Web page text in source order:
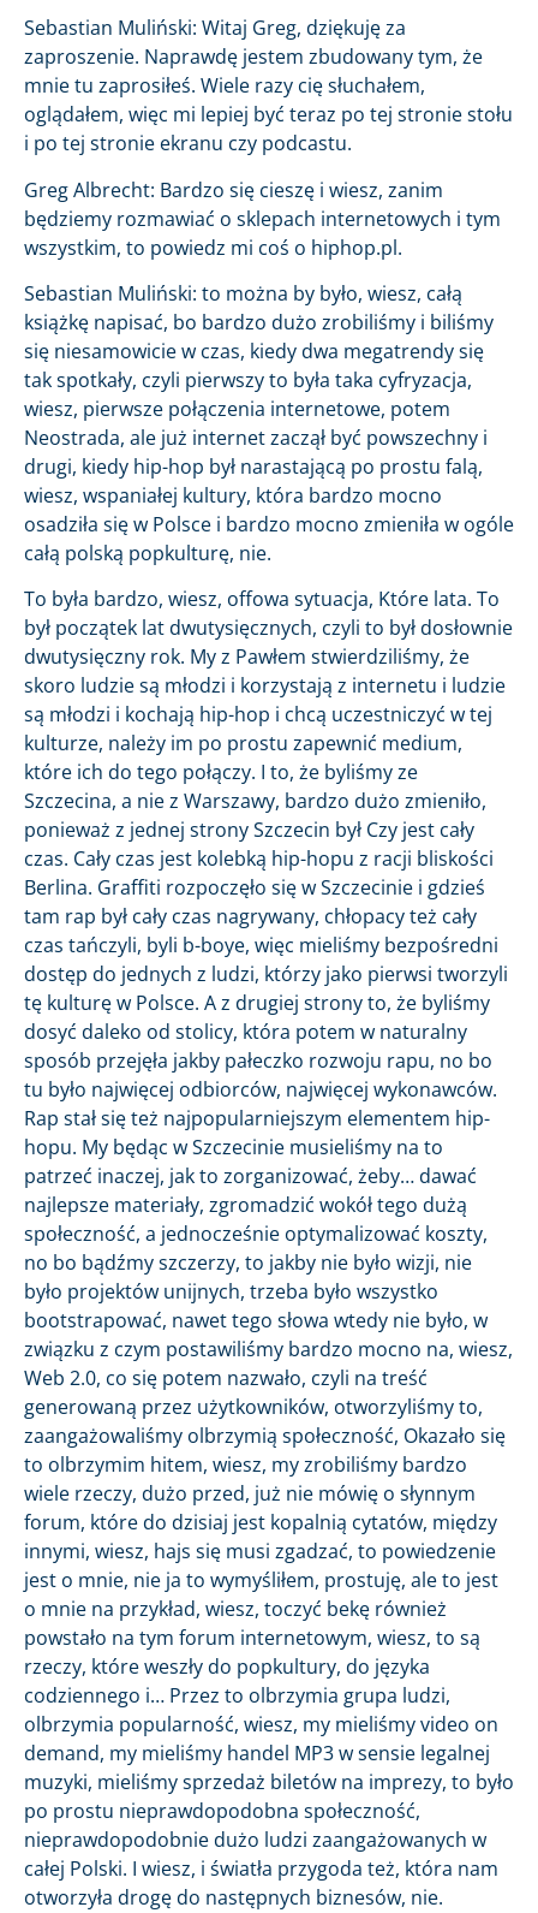
Sebastian Muliński: Witaj Greg, dziękuję za
zaproszenie. Naprawdę jestem zbudowany tym, że
mnie tu zaprosiłeś. Wiele razy cię słuchałem,
oglądałem, więc mi lepiej być teraz po tej stronie stołu
i po tej stronie ekranu czy podcastu.
Greg Albrecht: Bardzo się cieszę i wiesz, zanim
będziemy rozmawiać o sklepach internetowych i tym
wszystkim, to powiedz mi coś o hiphop.pl.
Sebastian Muliński: to można by było, wiesz, całą
książkę napisać, bo bardzo dużo zrobiliśmy i biliśmy
się niesamowicie w czas, kiedy dwa megatrendy się
tak spotkały, czyli pierwszy to była taka cyfryzacja,
wiesz, pierwsze połączenia internetowe, potem
Neostrada, ale już internet zaczął być powszechny i
drugi, kiedy hip-hop był narastającą po prostu falą,
wiesz, wspaniałej kultury, która bardzo mocno
osadziła się w Polsce i bardzo mocno zmieniła w ogóle
całą polską popkulturę, nie.
To była bardzo, wiesz, offowa sytuacja, Które lata. To
był początek lat dwutysięcznych, czyli to był dosłownie
dwutysięczny rok. My z Pawłem stwierdziliśmy, że
skoro ludzie są młodzi i korzystają z internetu i ludzie
są młodzi i kochają hip-hop i chcą uczestniczyć w tej
kulturze, należy im po prostu zapewnić medium,
które ich do tego połączy. I to, że byliśmy ze
Szczecina, a nie z Warszawy, bardzo dużo zmieniło,
ponieważ z jednej strony Szczecin był Czy jest cały
czas. Cały czas jest kolebką hip-hopu z racji bliskości
Berlina. Graffiti rozpoczęło się w Szczecinie i gdzieś
tam rap był cały czas nagrywany, chłopacy też cały
czas tańczyli, byli b-boye, więc mieliśmy bezpośredni
dostęp do jednych z ludzi, którzy jako pierwsi tworzyli
tę kulturę w Polsce. A z drugiej strony to, że byliśmy
dosyć daleko od stolicy, która potem w naturalny
sposób przejęła jakby pałeczko rozwoju rapu, no bo
tu było najwięcej odbiorców, najwięcej wykonawców.
Rap stał się też najpopularniejszym elementem hip-
hopu. My będąc w Szczecinie musieliśmy na to
patrzeć inaczej, jak to zorganizować, żeby… dawać
najlepsze materiały, zgromadzić wokół tego dużą
społeczność, a jednocześnie optymalizować koszty,
no bo bądźmy szczerzy, to jakby nie było wizji, nie
było projektów unijnych, trzeba było wszystko
bootstrapować, nawet tego słowa wtedy nie było, w
związku z czym postawiliśmy bardzo mocno na, wiesz,
Web 2.0, co się potem nazwało, czyli na treść
generowaną przez użytkowników, otworzyliśmy to,
zaangażowaliśmy olbrzymią społeczność, Okazało się
to olbrzymim hitem, wiesz, my zrobiliśmy bardzo
wiele rzeczy, dużo przed, już nie mówię o słynnym
forum, które do dzisiaj jest kopalnią cytatów, między
innymi, wiesz, hajs się musi zgadzać, to powiedzenie
jest o mnie, nie ja to wymyśliłem, prostuję, ale to jest
o mnie na przykład, wiesz, toczyć bekę również
powstało na tym forum internetowym, wiesz, to są
rzeczy, które weszły do popkultury, do języka
codziennego i… Przez to olbrzymia grupa ludzi,
olbrzymia popularność, wiesz, my mieliśmy video on
demand, my mieliśmy handel MP3 w sensie legalnej
muzyki, mieliśmy sprzedaż biletów na imprezy, to było
po prostu nieprawdopodobna społeczność,
nieprawdopodobnie dużo ludzi zaangażowanych w
całej Polski. I wiesz, i światła przygoda też, która nam
otworzyła drogę do następnych biznesów, nie.